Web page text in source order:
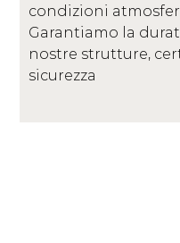
condizioni
Garantiamo la
nostre strutture,
sicurezza